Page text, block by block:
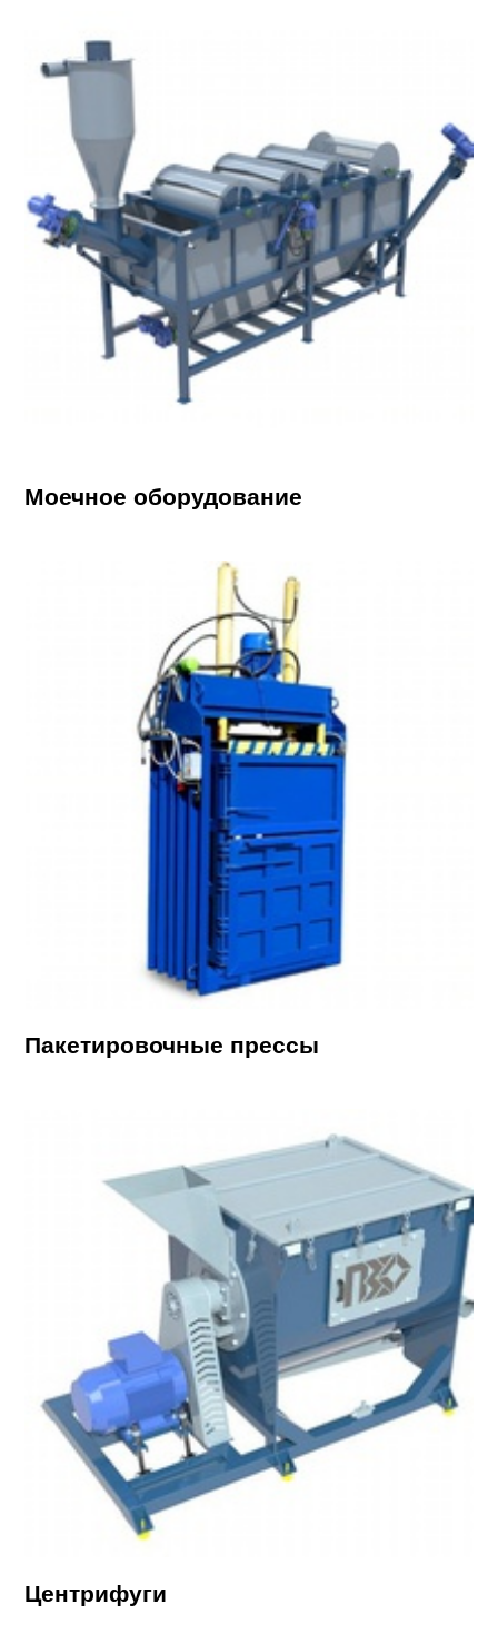
Моечное оборудование
Пакетировочные прессы
Центрифуги